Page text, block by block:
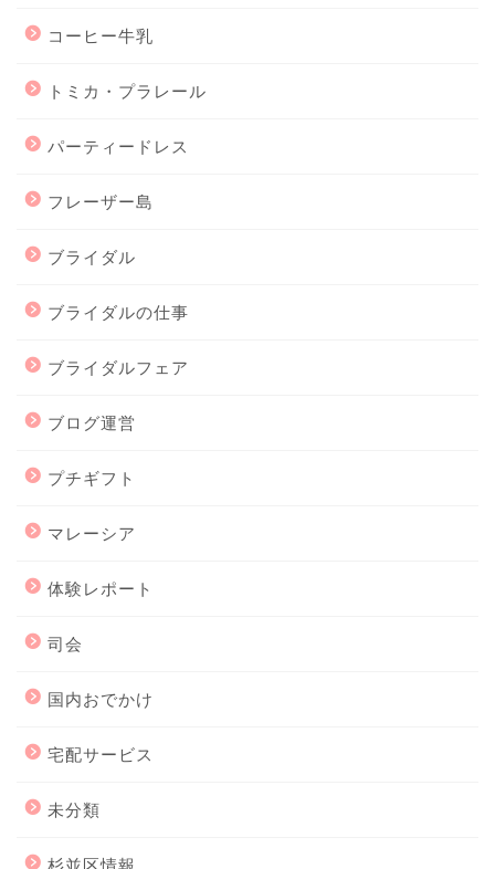
コーヒー牛乳
トミカ・プラレール
パーティードレス
フレーザー島
ブライダル
ブライダルの仕事
ブライダルフェア
ブログ運営
プチギフト
マレーシア
体験レポート
司会
国内おでかけ
宅配サービス
未分類